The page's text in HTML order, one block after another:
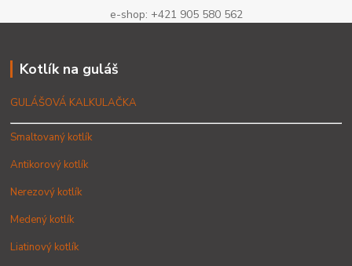
e-shop: +421 905 580 562
Kotlík na guláš
GULÁŠOVÁ KALKULAČKA
Smaltovaný kotlík
Antikorový kotlík
Nerezový kotlík
Medený kotlík
Liatinový kotlík